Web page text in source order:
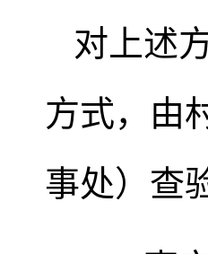
对上述
方式，由
事处）查